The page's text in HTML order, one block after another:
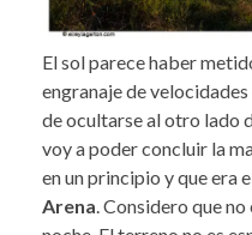
El sol parece haber
engranaje de
de ocultarse al otro lado
voy a poder concluir la
en un principio y que era
Arena . Considero que